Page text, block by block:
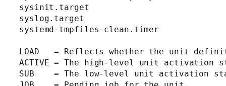
sysinit.target
syslog.target
systemd-tmpfiles-clean.timer
LOAD   = Reflects whether the unit
ACTIVE = The high-level unit
SUB    = The low-level unit activation